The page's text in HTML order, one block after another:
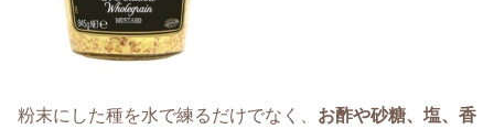
粉末にした種を水で練るだけでなく、 お酢や砂糖、塩、香